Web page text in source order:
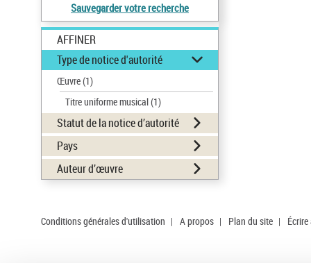
Sauvegarder votre recherche
AFFINER
Type de notice d'autorité
Œuvre(1)
Titre uniforme musical(1)
Statut de la notice d’autorité
Pays
Auteur d’œuvre
Conditions générales d'utilisation | A propos | Plan du site |